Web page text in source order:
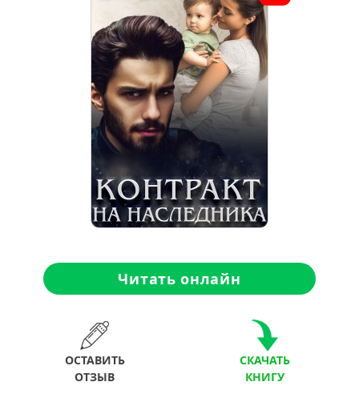
Читать онлайн
ОСТАВИТЬ
ОТЗЫВ
СКАЧАТЬ
КНИГУ